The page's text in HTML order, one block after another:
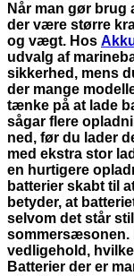
Når man gør brug
der være større
og vægt. Hos
udvalg af
sikkerhed, mens
der mange
tænke på at lade
sågar flere
ned, før du lader
med ekstra stor
en hurtigere
batterier skabt til
betyder, at
selvom det står
sommersæsonen.
vedligehold,
Batterier der er